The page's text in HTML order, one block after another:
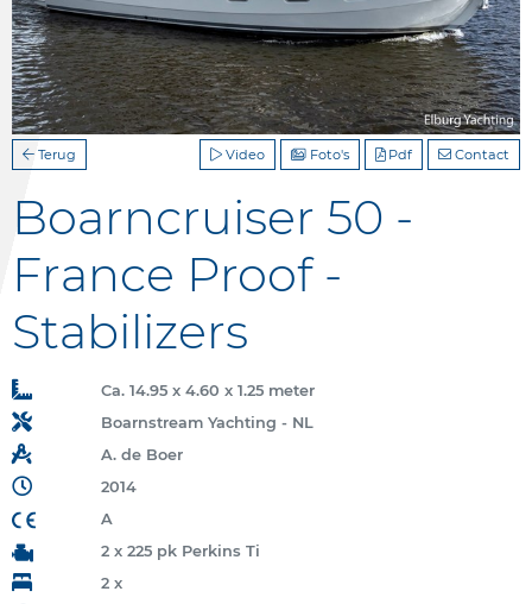
Terug Contact
Pdf
Foto's
Video
Boarncruiser 50 -
France Proof -
Stabilizers
Ca. 14.95 x 4.60 x 1.25 meter
Boarnstream Yachting - NL
A. de Boer
2014
A
2 x 225 pk Perkins Ti
2 x